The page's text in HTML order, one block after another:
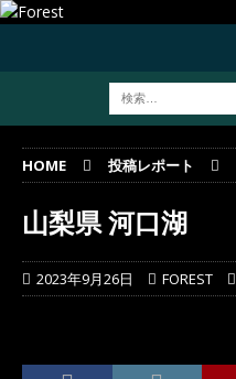
HOME 投稿レポート
山梨県 河口湖
2023年9月26日 FOREST